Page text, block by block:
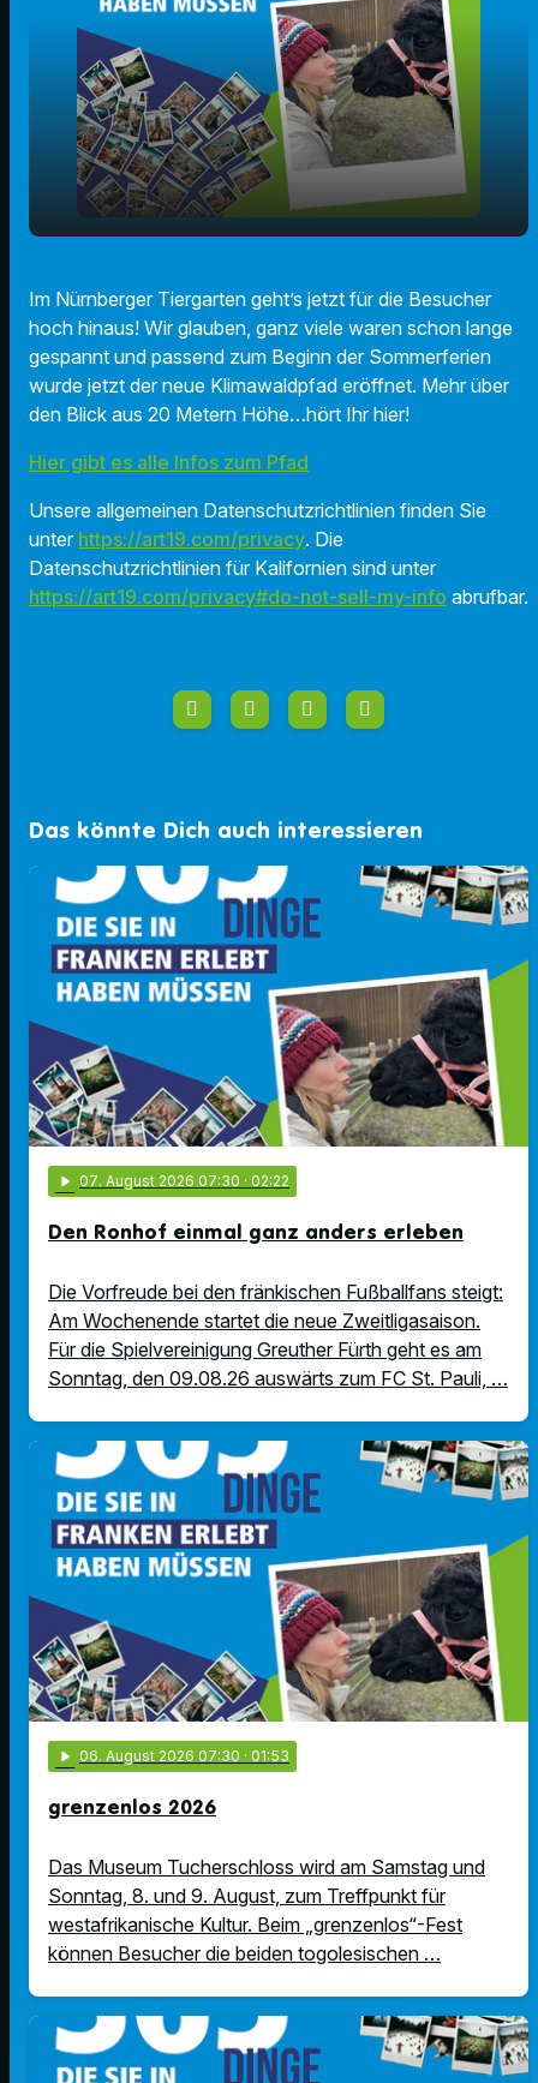
play_arrow
00:00 01:37
Im Nürnberger Tiergarten geht’s jetzt für die Besucher
hoch hinaus! Wir glauben, ganz viele waren schon lange
gespannt und passend zum Beginn der Sommerferien
wurde jetzt der neue Klimawaldpfad eröffnet. Mehr über
den Blick aus 20 Metern Höhe…hört Ihr hier!
Hier gibt es alle Infos zum Pfad
Unsere allgemeinen Datenschutzrichtlinien finden Sie
unter https://art19.com/privacy. Die
Datenschutzrichtlinien für Kalifornien sind unter
https://art19.com/privacy#do-not-sell-my-info abrufbar.
Das könnte Dich auch interessieren
play_arrow 07. August 2026 07:30 · 02:22
Den Ronhof einmal ganz anders erleben
Die Vorfreude bei den fränkischen Fußballfans steigt:
Am Wochenende startet die neue Zweitligasaison.
Für die Spielvereinigung Greuther Fürth geht es am
Sonntag, den 09.08.26 auswärts zum FC St. Pauli, …
play_arrow 06. August 2026 07:30 · 01:53
grenzenlos 2026
Das Museum Tucherschloss wird am Samstag und
Sonntag, 8. und 9. August, zum Treffpunkt für
westafrikanische Kultur. Beim „grenzenlos“-Fest
können Besucher die beiden togolesischen …